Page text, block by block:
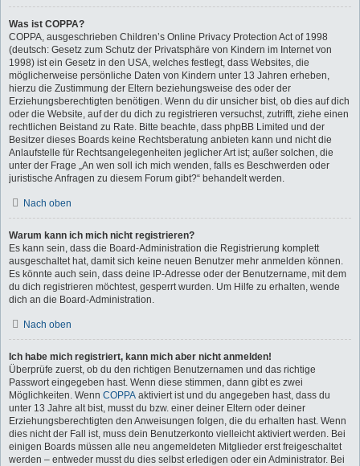
Was ist COPPA?
COPPA, ausgeschrieben Children’s Online Privacy Protection Act of 1998
(deutsch: Gesetz zum Schutz der Privatsphäre von Kindern im Internet von
1998) ist ein Gesetz in den USA, welches festlegt, dass Websites, die
möglicherweise persönliche Daten von Kindern unter 13 Jahren erheben,
hierzu die Zustimmung der Eltern beziehungsweise des oder der
Erziehungsberechtigten benötigen. Wenn du dir unsicher bist, ob dies auf dich
oder die Website, auf der du dich zu registrieren versuchst, zutrifft, ziehe einen
rechtlichen Beistand zu Rate. Bitte beachte, dass phpBB Limited und der
Besitzer dieses Boards keine Rechtsberatung anbieten kann und nicht die
Anlaufstelle für Rechtsangelegenheiten jeglicher Art ist; außer solchen, die
unter der Frage „An wen soll ich mich wenden, falls es Beschwerden oder
juristische Anfragen zu diesem Forum gibt?“ behandelt werden.
Nach oben
Warum kann ich mich nicht registrieren?
Es kann sein, dass die Board-Administration die Registrierung komplett
ausgeschaltet hat, damit sich keine neuen Benutzer mehr anmelden können.
Es könnte auch sein, dass deine IP-Adresse oder der Benutzername, mit dem
du dich registrieren möchtest, gesperrt wurden. Um Hilfe zu erhalten, wende
dich an die Board-Administration.
Nach oben
Ich habe mich registriert, kann mich aber nicht anmelden!
Überprüfe zuerst, ob du den richtigen Benutzernamen und das richtige
Passwort eingegeben hast. Wenn diese stimmen, dann gibt es zwei
Möglichkeiten. Wenn COPPA aktiviert ist und du angegeben hast, dass du
unter 13 Jahre alt bist, musst du bzw. einer deiner Eltern oder deiner
Erziehungsberechtigten den Anweisungen folgen, die du erhalten hast. Wenn
dies nicht der Fall ist, muss dein Benutzerkonto vielleicht aktiviert werden. Bei
einigen Boards müssen alle neu angemeldeten Mitglieder erst freigeschaltet
werden – entweder musst du dies selbst erledigen oder ein Administrator. Bei